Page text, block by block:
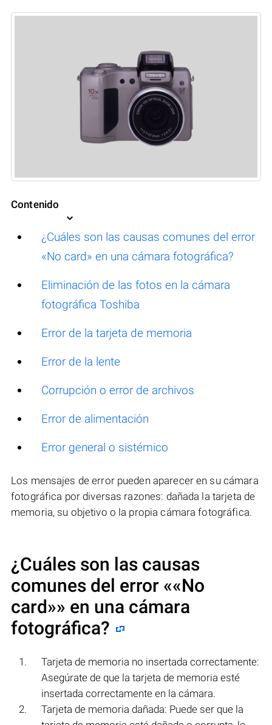
Contenido
¿Cuáles son las causas comunes del error
«No card» en una cámara fotográfica?
Eliminación de las fotos en la cámara
fotográfica Toshiba
Error de la tarjeta de memoria
Error de la lente
Corrupción o error de archivos
Error de alimentación
Error general o sistémico
Los mensajes de error pueden aparecer en su cámara
fotográfica por diversas razones: dañada la tarjeta de
memoria, su objetivo o la propia cámara fotográfica.
¿Cuáles son las causas
comunes del error ««No
card»» en una cámara
fotográfica?
Tarjeta de memoria no insertada correctamente:
Asegúrate de que la tarjeta de memoria esté
insertada correctamente en la cámara.
Tarjeta de memoria dañada: Puede ser que la